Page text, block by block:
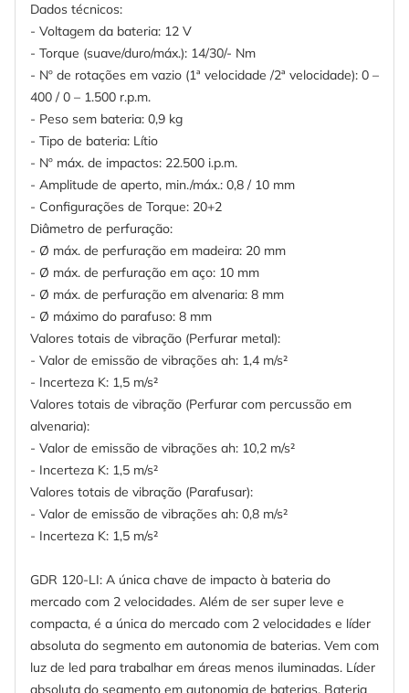
Dados técnicos:
- Voltagem da bateria: 12 V
- Torque (suave/duro/máx.): 14/30/- Nm
- Nº de rotações em vazio (1ª velocidade /2ª velocidade): 0 –
400 / 0 – 1.500 r.p.m.
- Peso sem bateria: 0,9 kg
- Tipo de bateria: Lítio
- Nº máx. de impactos: 22.500 i.p.m.
- Amplitude de aperto, min./máx.: 0,8 / 10 mm
- Configurações de Torque: 20+2
Diâmetro de perfuração:
- Ø máx. de perfuração em madeira: 20 mm
- Ø máx. de perfuração em aço: 10 mm
- Ø máx. de perfuração em alvenaria: 8 mm
- Ø máximo do parafuso: 8 mm
Valores totais de vibração (Perfurar metal):
- Valor de emissão de vibrações ah: 1,4 m/s²
- Incerteza K: 1,5 m/s²
Valores totais de vibração (Perfurar com percussão em
alvenaria):
- Valor de emissão de vibrações ah: 10,2 m/s²
- Incerteza K: 1,5 m/s²
Valores totais de vibração (Parafusar):
- Valor de emissão de vibrações ah: 0,8 m/s²
- Incerteza K: 1,5 m/s²
GDR 120-LI: A única chave de impacto à bateria do
mercado com 2 velocidades. Além de ser super leve e
compacta, é a única do mercado com 2 velocidades e líder
absoluta do segmento em autonomia de baterias. Vem com
luz de led para trabalhar em áreas menos iluminadas. Líder
absoluta do segmento em autonomia de baterias. Bateria